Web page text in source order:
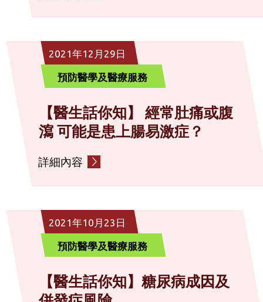
2021年12月29日
預防醫學及醫療服務
【醫生話你知】 經常肚痛或腹
瀉 可能是患上腸易激症？
詳細內容
2021年10月23日
預防醫學及醫療服務
【醫生話你知】糖尿病成因及